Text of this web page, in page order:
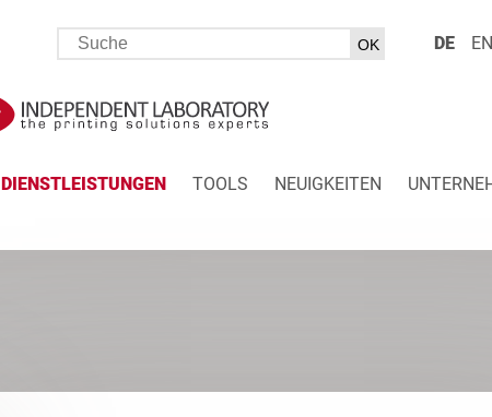
DE EN
DIENSTLEISTUNGEN TOOLS NEUIGKEITEN